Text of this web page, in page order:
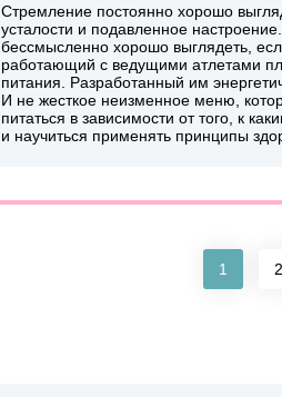
Стремление постоянно хорошо
усталости и подавленное
бессмысленно хорошо выглядеть,
работающий с ведущими атлетами
питания. Разработанный им
И не жесткое неизменное меню,
питаться в зависимости от того, к
и научиться применять принципы
1 2